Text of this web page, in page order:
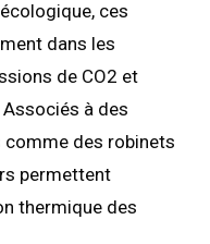
ces
dans les
de CO2 et
à des
des robinets
permettent
thermique des